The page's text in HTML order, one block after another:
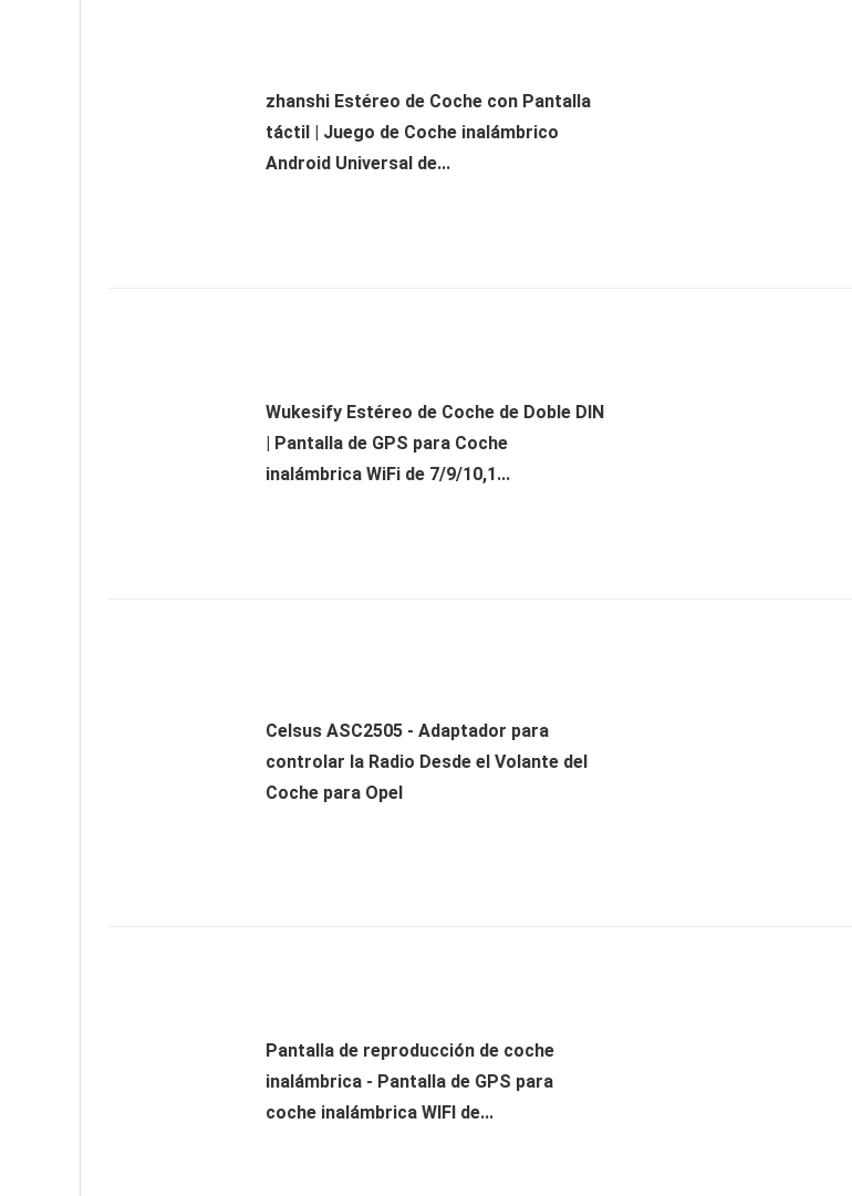
zhanshi Estéreo de Coche con Pantalla
táctil | Juego de Coche inalámbrico
Android Universal de...
Wukesify Estéreo de Coche de Doble DIN
| Pantalla de GPS para Coche
inalámbrica WiFi de 7/9/10,1...
Celsus ASC2505 - Adaptador para
controlar la Radio Desde el Volante del
Coche para Opel
Pantalla de reproducción de coche
inalámbrica - Pantalla de GPS para
coche inalámbrica WIFI de...